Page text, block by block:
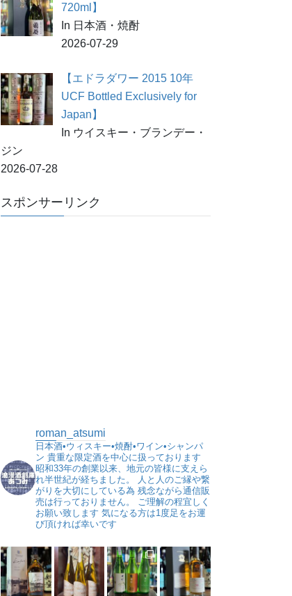
720ml】
In 日本酒・焼酎
2026-07-29
【エドラダワー 2015 10年
UCF Bottled Exclusively for
Japan】
In ウイスキー・ブランデー・
ジン
2026-07-28
スポンサーリンク
roman_atsumi
日本酒•ウィスキー•焼酎•ワイン•シャンパ
ン 貴重な限定酒を中心に扱っております
昭和33年の創業以来、地元の皆様に支えら
れ半世紀が経ちました。
人と人のご縁や繋
がりを大切にしている為 残念ながら通信販
売は行っておりません。
ご理解の程宜しく
お願い致します 気になる方は1度足をお運
び頂ければ幸いです